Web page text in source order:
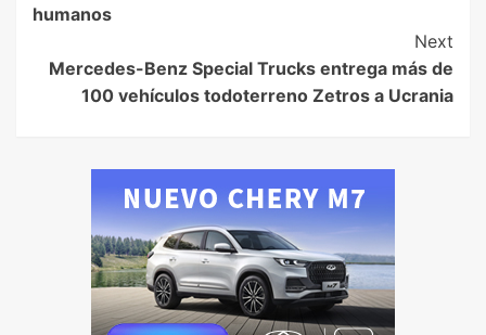
humanos
Next
Mercedes-Benz Special Trucks entrega más de
100 vehículos todoterreno Zetros a Ucrania